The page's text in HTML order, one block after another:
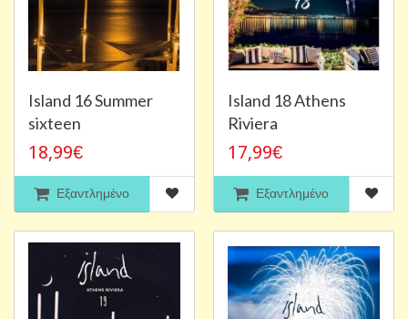
Island 16 Summer
sixteen
18,99€
Εξαντλημένο
Island 18 Athens
Riviera
17,99€
Εξαντλημένο